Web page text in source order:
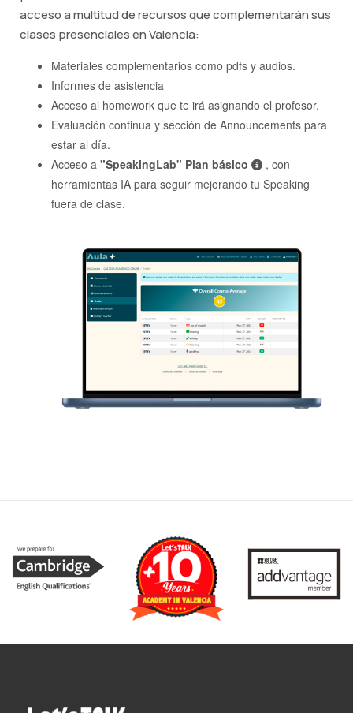
acceso a multitud de recursos que complementarán sus
clases presenciales en Valencia:
Materiales complementarios como pdfs y audios.
Informes de asistencia
Acceso al homework que te irá asignando el profesor.
Evaluación continua y sección de Announcements para
estar al día.
Acceso a "SpeakingLab" Plan básico
, con
herramientas IA para seguir mejorando tu Speaking
fuera de clase.